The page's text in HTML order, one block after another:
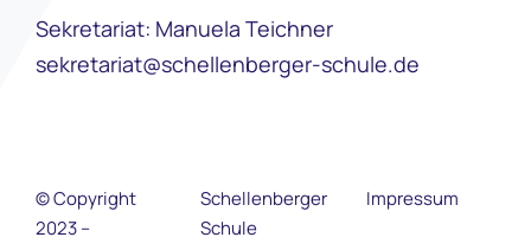
Sekretariat: Manuela Teichner
sekretariat@schellenberger-schule.de
© Copyright
2023 –
Schellenberger
Schule
Impressum